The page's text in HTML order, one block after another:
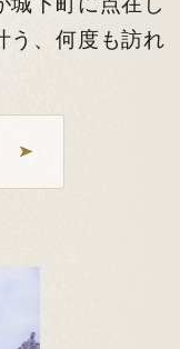
う、何度も訪れ